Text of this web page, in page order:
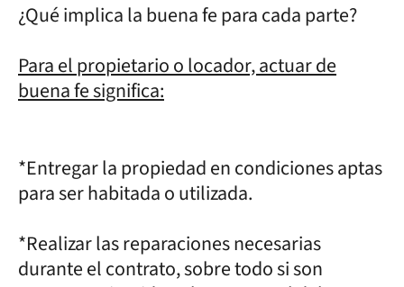
¿Qué implica la buena fe para cada parte?
Para el propietario o locador, actuar de
buena fe significa:
*Entregar la propiedad en condiciones aptas
para ser habitada o utilizada.
*Realizar las reparaciones necesarias
durante el contrato, sobre todo si son